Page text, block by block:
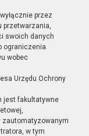
przez
przetwarzania,
swoich danych
ograniczenia
wobec
Urzędu Ochrony
jest fakultatywne
zautomatyzowanym
w tym